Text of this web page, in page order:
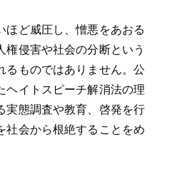
ほど威圧し、憎悪をあおる
権侵害や社会の分断という
るものではありません。公
ヘイトスピーチ解消法の理
実態調査や教育、啓発を行
社会から根絶することをめ